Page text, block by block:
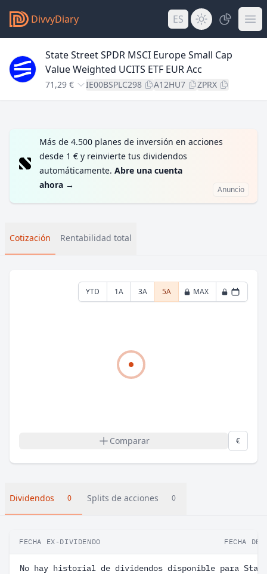
DivvyDiary ES
State Street SPDR MSCI Europe Small Cap
Value Weighted UCITS ETF EUR Acc
71,29 € IE00BSPLC298 A12HU7 ZPRX
Más de 4.500 planes de inversión en acciones
desde 1 € y reinvierte tus dividendos
automáticamente. Abre una cuenta
ahora → Anuncio
Cotización Rentabilidad total
YTD 1A 3A 5A MAX
Comparar €
Dividendos 0 Splits de acciones 0
FECHA EX-DIVIDENDO FECHA DE
No hay historial de dividendos disponible para State